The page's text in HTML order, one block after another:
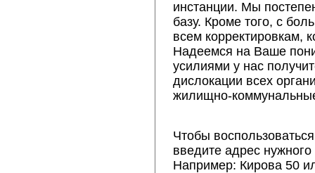
инстанции. Мы
базу. Кроме того, с
всем корректировкам,
Надеемся на Ваше
усилиями у нас
дислокации всех
жилищно-
Чтобы
введите адрес
Например: Кирова 50